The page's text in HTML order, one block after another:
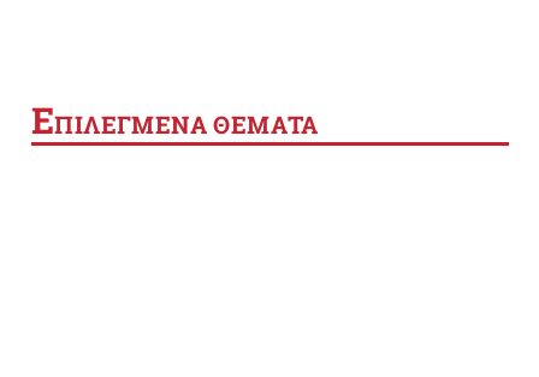
ΕΠΙΛΕΓΜΕΝΑ ΘΕΜΑΤΑ